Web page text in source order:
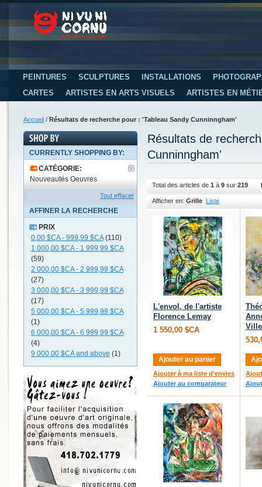
PEINTURES SCULPTURES INSTALLATIONS
CARTES
ARTISTES EN ARTS VISUELS ARTISTES EN
Accueil / Résultats de recherche pour : 'Tableau Sandy Cunninngham'
Résultats de
Cunninngham'
Total des articles de 1 à 9 sur 219
Afficher en: Grille Liste
L'envol, de l'artiste
Florence Lemay
1 550,00 $CA
Ajouter au panier
Ajouter à ma liste d'envies
Ajouter au comparateur
CURRENTLY SHOPPING BY:
CATÉGORIE:
Nouveautés Oeuvres
Tout effacer
AFFINER LA RECHERCHE
PRIX
0,00 $CA- 999,99 $CA(110)
1 000,00 $CA- 1 999,99 $CA
(59)
2 000,00 $CA- 2 999,99 $CA
(27)
3 000,00 $CA- 3 999,99 $CA
(17)
5 000,00 $CA- 5 999,99 $CA
(1)
6 000,00 $CA- 6 999,99 $CA
(4)
9 000,00 $CAand above (1)